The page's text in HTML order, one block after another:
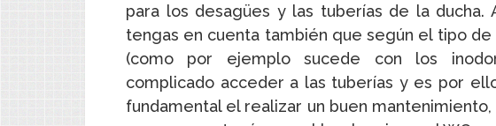
para los desagües y las tuberías de la ducha.
tengas en cuenta también que según el tipo
(como por ejemplo sucede con los
complicado acceder a las tuberías y es por
fundamental el realizar un buen